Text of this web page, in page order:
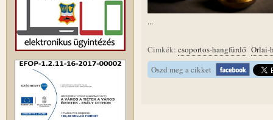
...
Cimkék: csoportos-hangfürdő Orlai-
Oszd meg a cikket